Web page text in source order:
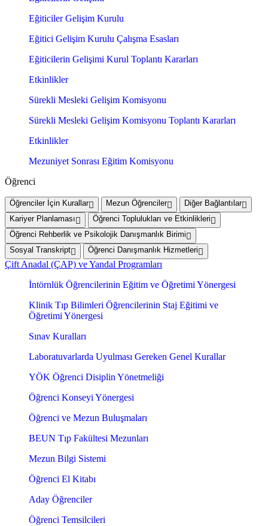
Eğiticiler Gelişim Kurulu
Eğitici Gelişim Kurulu Çalışma Esasları
Eğiticilerin Gelişimi Kurul Toplantı Kararları
Etkinlikler
Sürekli Mesleki Gelişim Komisyonu
Sürekli Mesleki Gelişim Komisyonu Toplantı Kararları
Etkinlikler
Mezuniyet Sonrası Eğitim Komisyonu
Öğrenci
Öğrenciler İçin Kurallar Mezun Öğrenciler
Diğer Bağlantılar
Kariyer Planlaması
Öğrenci Toplulukları ve Etkinlikleri
Öğrenci Rehberlik ve Psikolojik Danışmanlık Birimi
Sosyal Transkript
Öğrenci Danışmanlık Hizmetleri
Çift Anadal (ÇAP) ve Yandal Programları
İntörnlük Öğrencilerinin Eğitim ve Öğretimi Yönergesi
Klinik Tıp Bilimleri Öğrencilerinin Staj Eğitimi ve
Öğretimi Yönergesi
Sınav Kuralları
Laboratuvarlarda Uyulması Gereken Genel Kurallar
YÖK Öğrenci Disiplin Yönetmeliği
Öğrenci Konseyi Yönergesi
Öğrenci ve Mezun Buluşmaları
BEUN Tıp Fakültesi Mezunları
Mezun Bilgi Sistemi
Öğrenci El Kitabı
Aday Öğrenciler
Öğrenci Temsilcileri